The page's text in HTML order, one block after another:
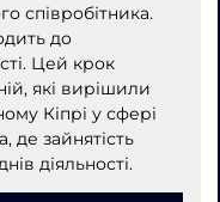
співробітника.
до
Цей крок
які вирішили
Кіпрі у сфері
де зайнятість
діяльності.